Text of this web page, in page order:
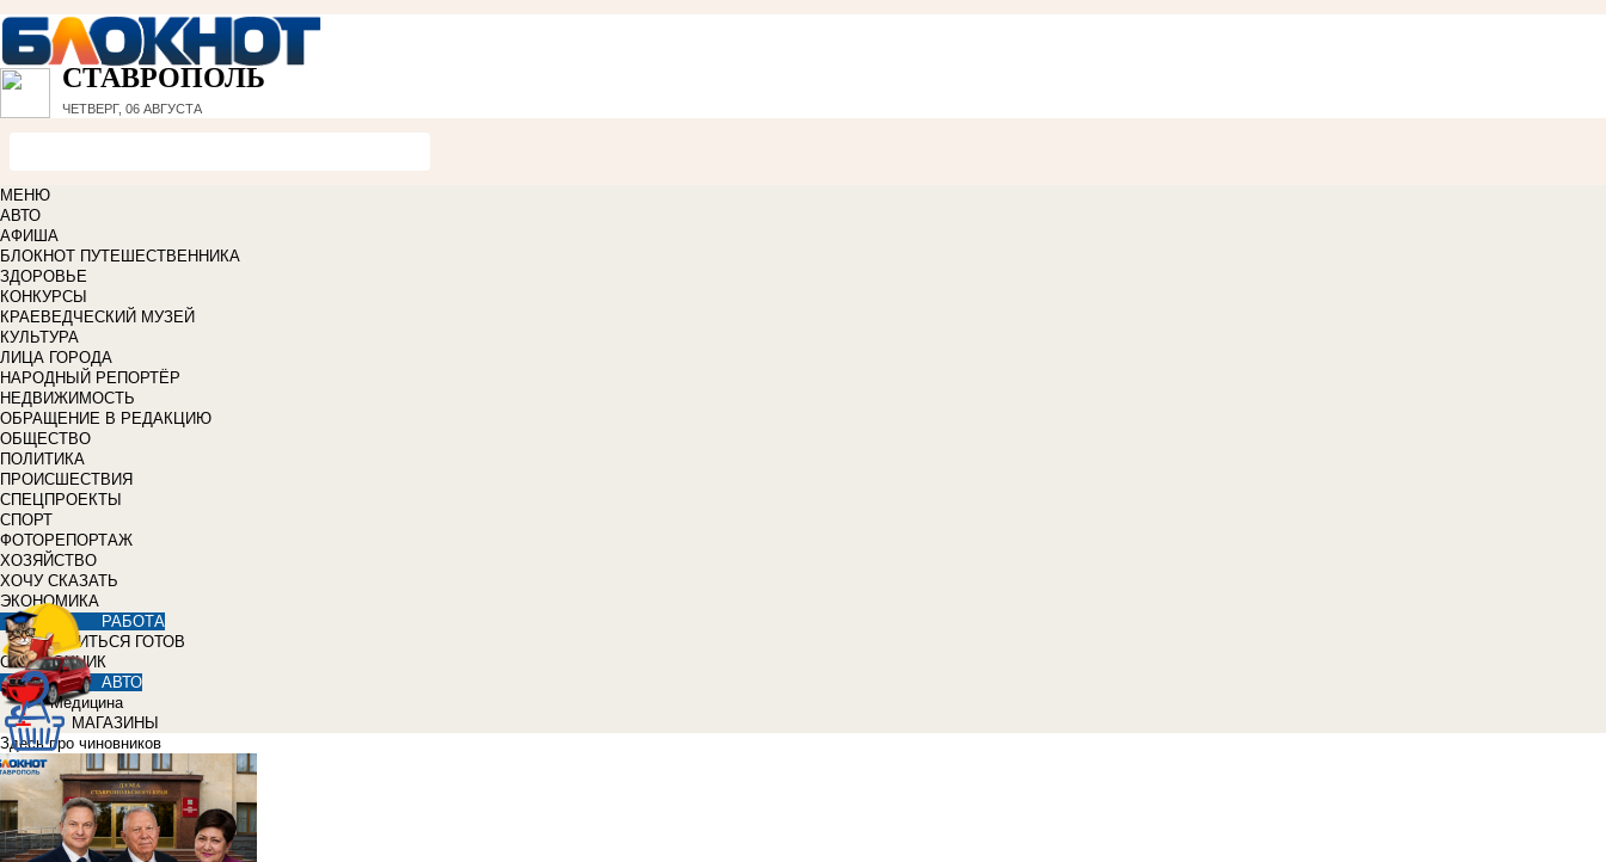
СТАВРОПОЛЬ
ЧЕТВЕРГ, 06 АВГУСТА
МЕНЮ
АВТО
АФИША
БЛОКНОТ ПУТЕШЕСТВЕННИКА
ЗДОРОВЬЕ
КОНКУРСЫ
КРАЕВЕДЧЕСКИЙ МУЗЕЙ
КУЛЬТУРА
ЛИЦА ГОРОДА
НАРОДНЫЙ РЕПОРТЁР
НЕДВИЖИМОСТЬ
ОБРАЩЕНИЕ В РЕДАКЦИЮ
ОБЩЕСТВО
ПОЛИТИКА
ПРОИСШЕСТВИЯ
СПЕЦПРОЕКТЫ
СПОРТ
ФОТОРЕПОРТАЖ
ХОЗЯЙСТВО
ХОЧУ СКАЗАТЬ
ЭКОНОМИКА
РАБОТА
УЧИТЬСЯ ГОТОВ
СПРАВОЧНИК
АВТО
Медицина
МАГАЗИНЫ
Здесь про чиновников